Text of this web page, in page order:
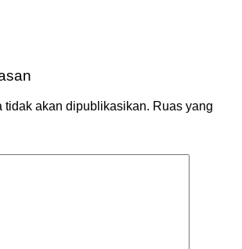
tidak akan dipublikasikan. Ruas yang